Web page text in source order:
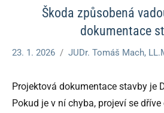
Škoda způsobená
dokumentace
23. 1. 2026 JUDr. Tomáš Mach,
Projektová dokumentace stavby je
Pokud je v ní chyba, projeví se